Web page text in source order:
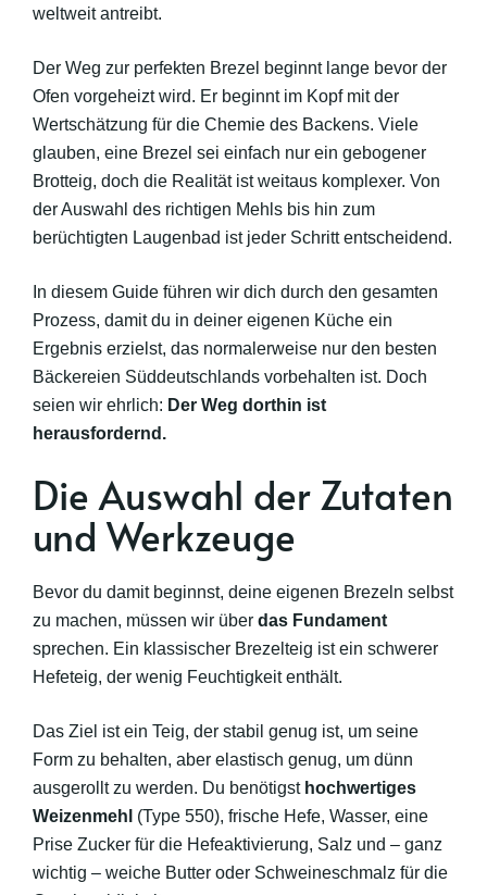
weltweit antreibt.
Der Weg zur perfekten Brezel beginnt lange bevor der
Ofen vorgeheizt wird. Er beginnt im Kopf mit der
Wertschätzung für die Chemie des Backens. Viele
glauben, eine Brezel sei einfach nur ein gebogener
Brotteig, doch die Realität ist weitaus komplexer. Von
der Auswahl des richtigen Mehls bis hin zum
berüchtigten Laugenbad ist jeder Schritt entscheidend.
In diesem Guide führen wir dich durch den gesamten
Prozess, damit du in deiner eigenen Küche ein
Ergebnis erzielst, das normalerweise nur den besten
Bäckereien Süddeutschlands vorbehalten ist. Doch
seien wir ehrlich: Der Weg dorthin ist
herausfordernd.
Die Auswahl der Zutaten
und Werkzeuge
Bevor du damit beginnst, deine eigenen Brezeln selbst
zu machen, müssen wir über das Fundament
sprechen. Ein klassischer Brezelteig ist ein schwerer
Hefeteig, der wenig Feuchtigkeit enthält.
Das Ziel ist ein Teig, der stabil genug ist, um seine
Form zu behalten, aber elastisch genug, um dünn
ausgerollt zu werden. Du benötigst hochwertiges
Weizenmehl (Type 550), frische Hefe, Wasser, eine
Prise Zucker für die Hefeaktivierung, Salz und – ganz
wichtig – weiche Butter oder Schweineschmalz für die